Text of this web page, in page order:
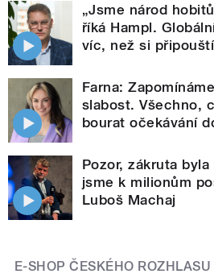
„Jsme národ
říká Hampl.
víc, než si
Farna:
slabost. Všechno,
bourat očekávání
Pozor, zákruta
jsme k milionům
Luboš Machaj
E-SHOP ČESKÉHO ROZHLASU